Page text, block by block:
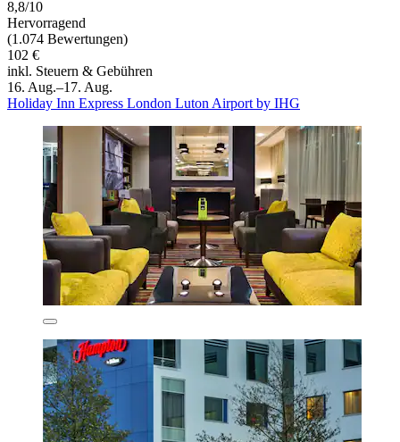
8,8/10
Hervorragend
(1.074 Bewertungen)
102 €
inkl. Steuern & Gebühren
16. Aug.–17. Aug.
Holiday Inn Express London Luton Airport by IHG